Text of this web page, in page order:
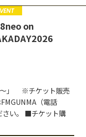
on
〜」 ※チケット販売
（電話
さい。 ■チケット購